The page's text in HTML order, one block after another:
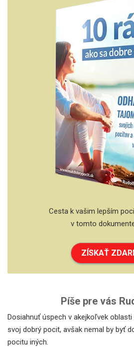
Cesta k vašim lepším
v tomto
ZÍSKAŤ
Píše pre vás
Dosiahnuť úspech v akejkoľvek
svoj dobrý pocit, avšak nemal by byť
pocitu iných.